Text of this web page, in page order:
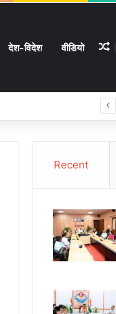
देश-विदेश वीडियो
Recent